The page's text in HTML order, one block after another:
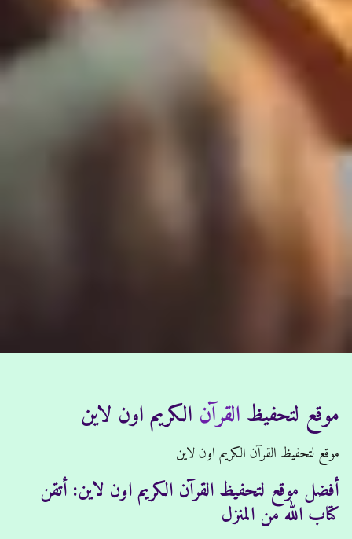
Home
/موقع لتحفيظ القرآن الكريم اون لاينموقع لتحفيظ القرآن الكريم اون لاين
موقع لتحفيظ القرآن الكريم اون لاين
أفضل موقع لتحفيظ القرآن الكريم اون لاين: أتقن
كتاب الله من المنزل